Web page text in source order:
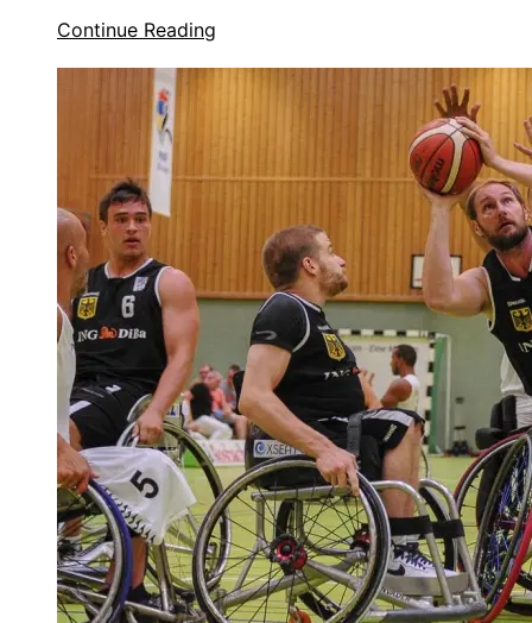
Continue Reading